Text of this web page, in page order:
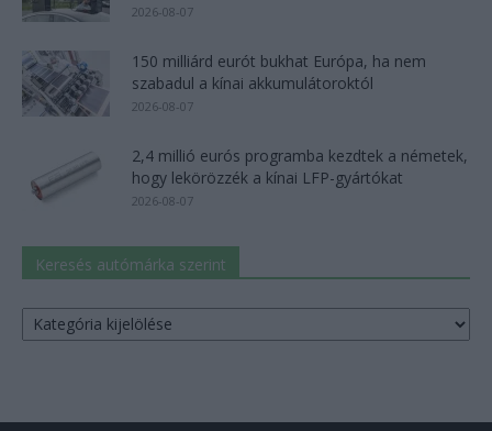
2026-08-07
150 milliárd eurót bukhat Európa, ha nem
szabadul a kínai akkumulátoroktól
2026-08-07
2,4 millió eurós programba kezdtek a németek,
hogy lekörözzék a kínai LFP-gyártókat
2026-08-07
Keresés autómárka szerint
Keresés
autómárka